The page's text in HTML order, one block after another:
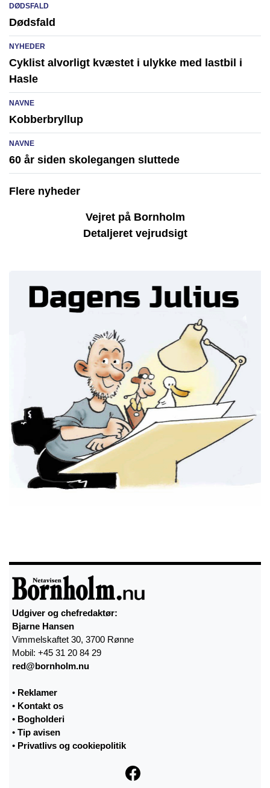
DØDSFALD
Dødsfald
NYHEDER
Cyklist alvorligt kvæstet i ulykke med lastbil i
Hasle
NAVNE
Kobberbryllup
NAVNE
60 år siden skolegangen sluttede
Flere nyheder
Vejret på Bornholm
Detaljeret vejrudsigt
Udgiver og chefredaktør:
Bjarne Hansen
Vimmelskaftet 30, 3700 Rønne
Mobil: +45 31 20 84 29
red@bornholm.nu
• Reklamer
• Kontakt os
• Bogholderi
• Tip avisen
• Privatlivs og cookiepolitik